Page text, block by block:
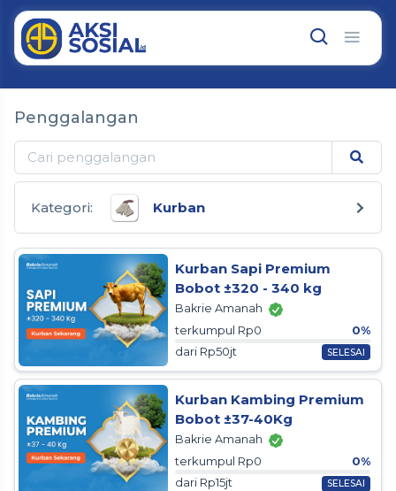
Penggalangan
Kategori: Kurban
Kurban Sapi Premium
Bobot ±320 - 340 kg
Bakrie Amanah
terkumpul Rp0
0%
dari Rp50jt
SELESAI
Kurban Kambing Premium
Bobot ±37-40Kg
Bakrie Amanah
terkumpul Rp0
0%
dari Rp15jt
SELESAI